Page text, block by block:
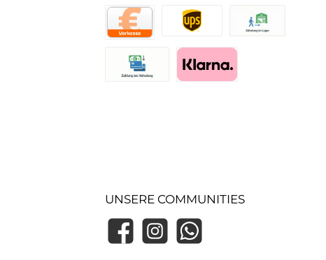
UNSERE COMMUNITIES
FacebookInstagramWhatsApp